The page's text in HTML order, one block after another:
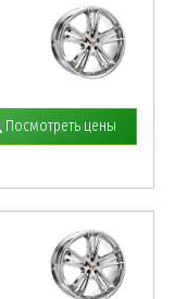
Посмотреть цены